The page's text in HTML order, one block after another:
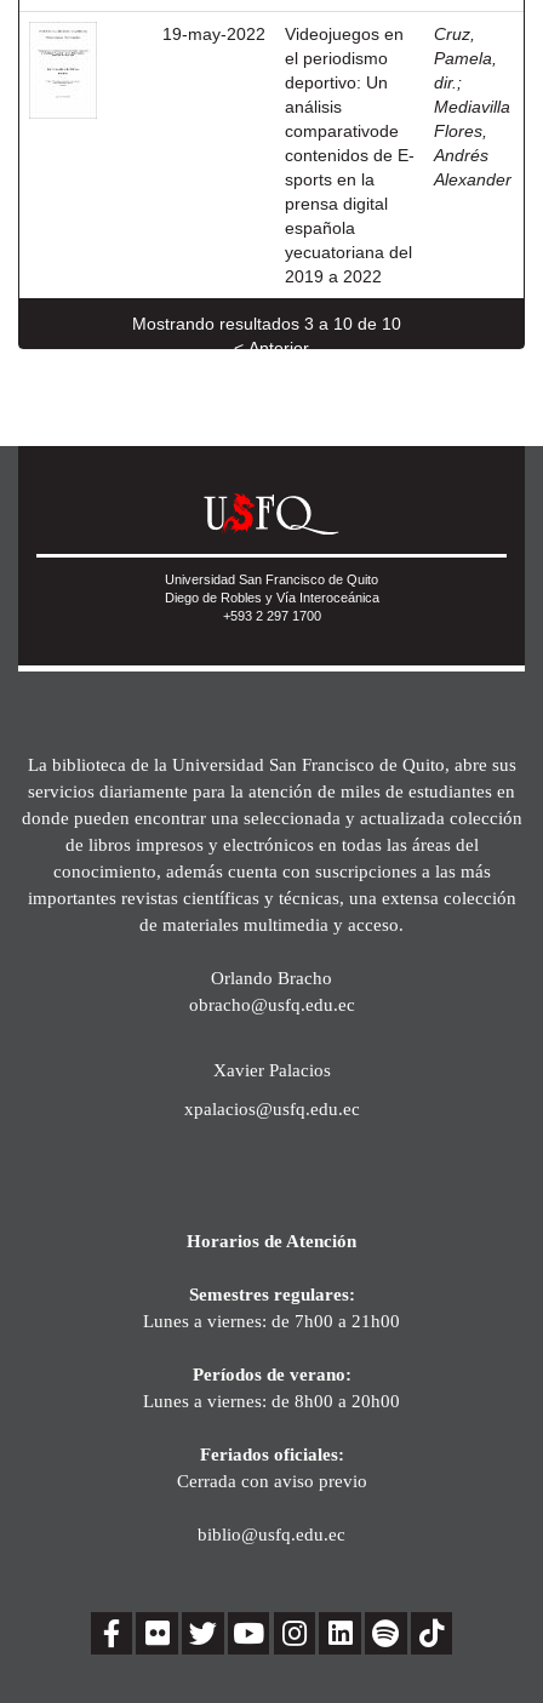
19-may-2022
Videojuegos en
el periodismo
deportivo: Un
análisis
comparativode
contenidos de E-
sports en la
prensa digital
española
yecuatoriana del
2019 a 2022
Cruz,
Pamela,
dir. ;
Mediavilla
Flores,
Andrés
Alexander
Mostrando resultados 3 a 10 de 10
< Anterior
Universidad San Francisco de Quito
Diego de Robles y Vía Interoceánica
+593 2 297 1700
La biblioteca de la Universidad San Francisco de Quito, abre sus
servicios diariamente para la atención de miles de estudiantes en
donde pueden encontrar una seleccionada y actualizada colección
de libros impresos y electrónicos en todas las áreas del
conocimiento, además cuenta con suscripciones a las más
importantes revistas científicas y técnicas, una extensa colección
de materiales multimedia y acceso.
Orlando Bracho
obracho@usfq.edu.ec
Xavier Palacios
xpalacios@usfq.edu.ec
Horarios de Atención
Semestres regulares:
Lunes a viernes: de 7h00 a 21h00
Períodos de verano:
Lunes a viernes: de 8h00 a 20h00
Feriados oficiales:
Cerrada con aviso previo
biblio@usfq.edu.ec